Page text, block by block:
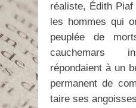
réaliste, Édith Piaf
les hommes qui
peuplée de
cauchemars
répondaient à un
permanent de
taire ses